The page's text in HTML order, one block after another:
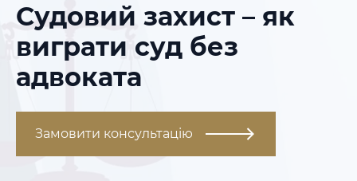
Судовий захист – як
виграти суд без
адвоката
Замовити консультацію